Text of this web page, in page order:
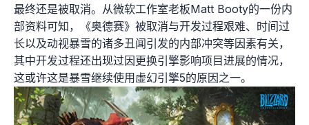
最终还是被取消。从微软工作室老板Matt Booty的一份内
部资料可知，《奥德赛》被取消与开发过程艰难、时间过
长以及动视暴雪的诸多丑闻引发的内部冲突等因素有关，
其中开发过程还出现过因更换引擎影响项目进展的情况，
这或许这是暴雪继续使用虚幻引擎5的原因之一。